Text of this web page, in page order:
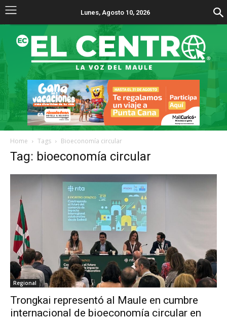
Lunes, Agosto 10, 2026
Home Tags Bioeconomía circular
Tag: bioeconomía circular
Regional
Trongkai representó al Maule en cumbre
internacional de bioeconomía circular en